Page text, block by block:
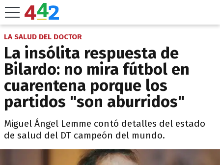
LA SALUD DEL DOCTOR
La insólita respuesta de
Bilardo: no mira fútbol en
cuarentena porque los
partidos "son aburridos"
Miguel Ángel Lemme contó detalles del estado
de salud del DT campeón del mundo.